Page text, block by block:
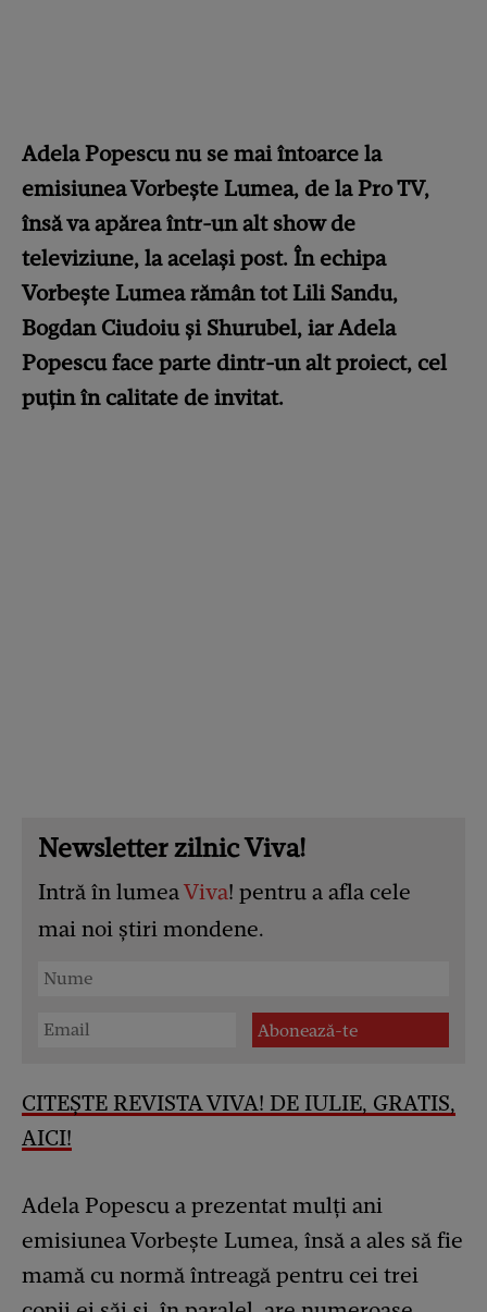
Adela Popescu nu se mai întoarce la
emisiunea Vorbește Lumea, de la Pro TV,
însă va apărea într-un alt show de
televiziune, la același post. În echipa
Vorbește Lumea rămân tot Lili Sandu,
Bogdan Ciudoiu și Shurubel, iar Adela
Popescu face parte dintr-un alt proiect, cel
puțin în calitate de invitat.
Newsletter zilnic Viva!
Intră în lumeaViva! pentru a afla cele
mai noi știri mondene.
CITEȘTE REVISTA VIVA! DE IULIE, GRATIS,
AICI!
Adela Popescu a prezentat mulți ani
emisiunea Vorbește Lumea, însă a ales să fie
mamă cu normă întreagă pentru cei trei